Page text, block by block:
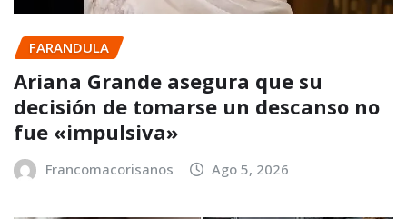
FARANDULA
Ariana Grande asegura que su
decisión de tomarse un descanso no
fue «impulsiva»
Francomacorisanos Ago 5, 2026